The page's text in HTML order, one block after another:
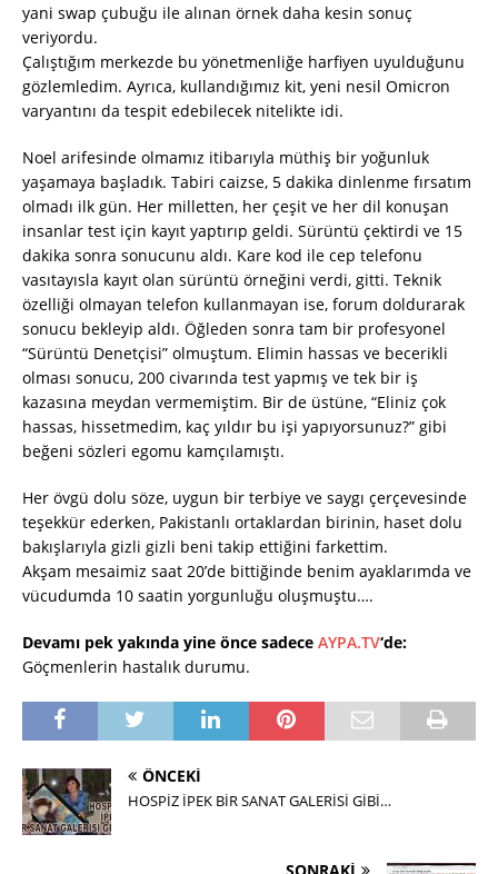
yani swap çubuğu ile alınan örnek daha kesin sonuç
veriyordu.
Çalıştığım merkezde bu yönetmenliğe harfiyen uyulduğunu
gözlemledim. Ayrıca, kullandığımız kit, yeni nesil Omicron
varyantını da tespit edebilecek nitelikte idi.
Noel arifesinde olmamız itibarıyla müthiş bir yoğunluk
yaşamaya başladık. Tabiri caizse, 5 dakika dinlenme fırsatım
olmadı ilk gün. Her milletten, her çeşit ve her dil konuşan
insanlar test için kayıt yaptırıp geldi. Sürüntü çektirdi ve 15
dakika sonra sonucunu aldı. Kare kod ile cep telefonu
vasıtayısla kayıt olan sürüntü örneğini verdi, gitti. Teknik
özelliği olmayan telefon kullanmayan ise, forum doldurarak
sonucu bekleyip aldı. Öğleden sonra tam bir profesyonel
“Sürüntü Denetçisi” olmuştum. Elimin hassas ve becerikli
olması sonucu, 200 civarında test yapmış ve tek bir iş
kazasına meydan vermemiştim. Bir de üstüne, “Eliniz çok
hassas, hissetmedim, kaç yıldır bu işi yapıyorsunuz?” gibi
beğeni sözleri egomu kamçılamıştı.
Her övgü dolu söze, uygun bir terbiye ve saygı çerçevesinde
teşekkür ederken, Pakistanlı ortaklardan birinin, haset dolu
bakışlarıyla gizli gizli beni takip ettiğini farkettim.
Akşam mesaimiz saat 20’de bittiğinde benim ayaklarımda ve
vücudumda 10 saatin yorgunluğu oluşmuştu….
Devamı pek yakında yine önce sadece AYPA.TV‘de:
Göçmenlerin hastalık durumu.
ÖNCEKI
HOSPİZ İPEK BİR SANAT GALERİSİ GİBİ…